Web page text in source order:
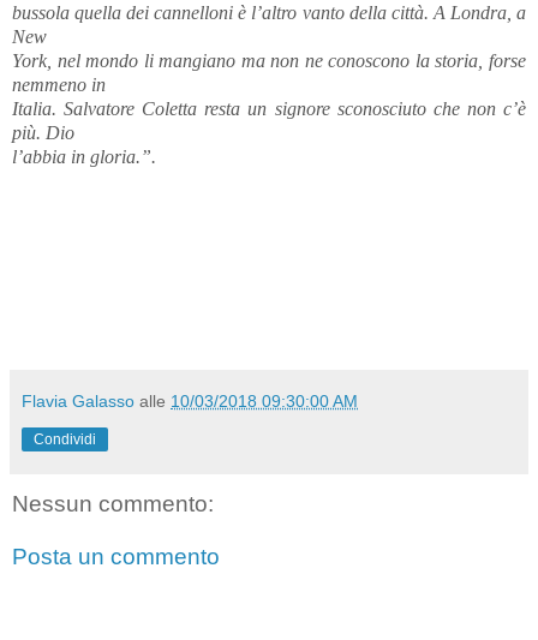
bussola quella dei cannelloni è l’altro vanto della città. A Londra, a
New
York, nel mondo li mangiano ma non ne conoscono la storia, forse
nemmeno in
Italia. Salvatore Coletta resta un signore sconosciuto che non c’è
più. Dio
l’abbia in gloria.”.
Flavia Galasso alle 10/03/2018 09:30:00 AM
Condividi
Nessun commento:
Posta un commento